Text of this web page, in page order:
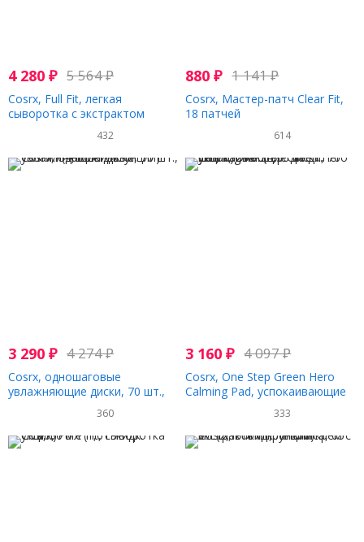
4 280 ₽ 5 564₽
Cosrx, Full Fit, легкая
сыворотка с экстрактом
прополиса, 30 мл (1,01 жидк.
432
880₽ 1 141₽
Cosrx, Мастер-патч Clear Fit,
18 патчей
614
3 290 ₽ 4 274₽
Cosrx, одношаговые
увлажняющие диски, 70 шт.,
135 мл (4,56 жидк. унции)
360
3 160₽ 4 097₽
Cosrx, One Step Green Hero
Calming Pad, успокаивающие
диски, 70 шт., 135 мл (4,56
333